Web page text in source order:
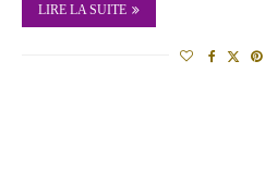
LIRE LA SUITE